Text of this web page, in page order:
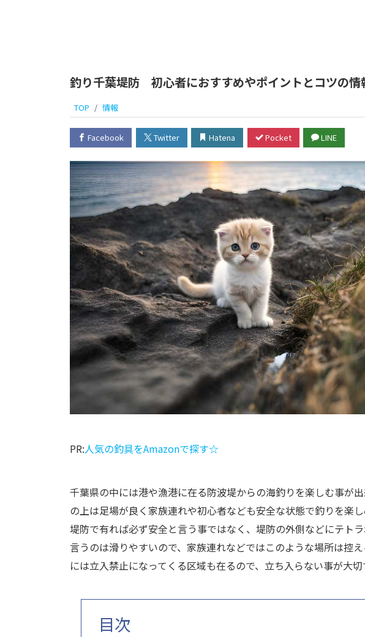
釣り千葉堤防 初心者におすすめやポイントとコツの情
TOP 情報
Facebook Twitter Hatena Pocket LINE
PR:人気の釣具をAmazonで探す☆
千葉県の中には港や漁港に在る防波堤からの海釣りを楽しむ事が
の上は足場が良く家族連れや初心者なども安全な状態で釣りを楽
堤防で有れば必ず安全と言う事ではなく、堤防の外側などにテト
言うのは滑りやすいので、家族連れなどではこのような場所は控
には立入禁止になってくる区域も在るので、立ち入らない事が大切
目次